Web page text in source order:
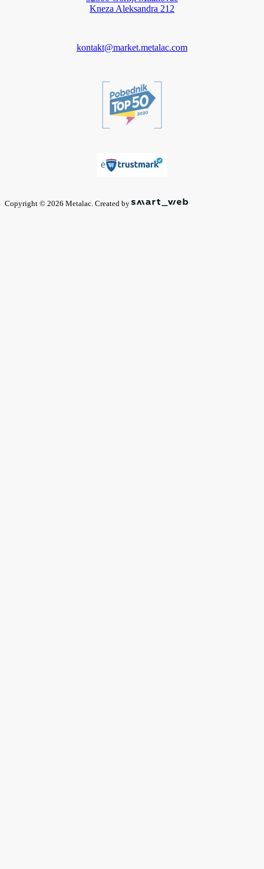
Kneza Aleksandra 212
kontakt@market.metalac.com
Copyright © 2026 Metalac. Created by